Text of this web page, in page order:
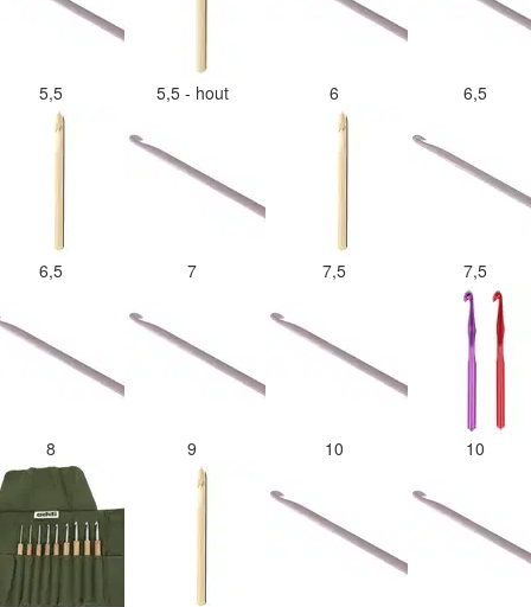
5,5 5,5 - hout 6 6,5
6,5 7 7,5 7,5
8 9 10 10